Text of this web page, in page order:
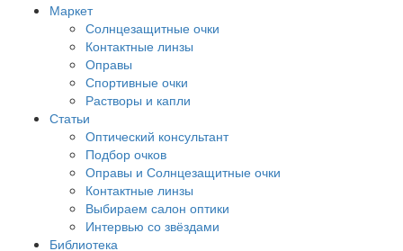
Маркет
Солнцезащитные очки
Контактные линзы
Оправы
Спортивные очки
Растворы и капли
Статьи
Оптический консультант
Подбор очков
Оправы и Солнцезащитные очки
Контактные линзы
Выбираем салон оптики
Интервью со звёздами
Библиотека